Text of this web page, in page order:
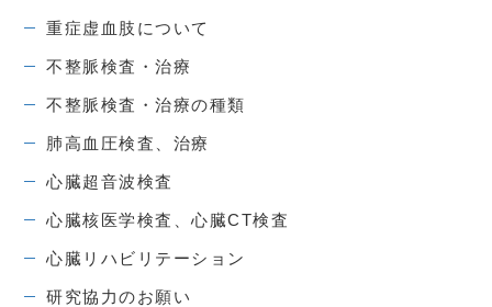
重症虚血肢について
不整脈検査・治療
不整脈検査・治療の種類
肺高血圧検査、治療
心臓超音波検査
心臓核医学検査、心臓CT検査
心臓リハビリテーション
研究協力のお願い